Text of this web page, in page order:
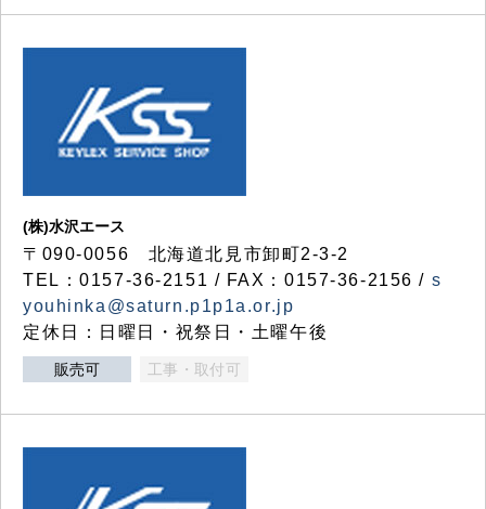
(株)水沢エース
〒090-0056 北海道北見市卸町2-3-2
TEL：0157-36-2151 / FAX：0157-36-2156 / s
youhinka@saturn.p1p1a.or.jp
定休日：日曜日・祝祭日・土曜午後
販売可 工事・取付可